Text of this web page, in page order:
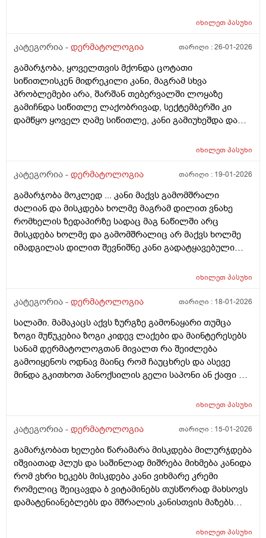
ტკივილი არ მაქვს, მაგრამ აშკარა ასიმეტრიაა
კანის გაღიზიანება, ოფლის ჯირკვლების აქტივობის
როგორი ტიპის მოვლას მირჩევთ ვარ 17 წლის ბიჭი
ბევრი სხვადასხვა დეზოდორანტი მიხმარია და
აღმოვაჩინე რო დეზოდორანტებში არ არის საქმე
არამედ ჩემს მარცხენა იღლიაშია. მადლობა წინასწარ
პასუხისთვის
იხილეთპასუხი
კატეგორია - დერმატოლოგია თარიღი :26-01-2026
გამარჯობა, ყოველთვის მქონდა ცოტათი
სიწითლისკენ მიდრეკილი კანი, მაგრამ სხვა
პრობლემები არა, შარშან თებერვალში ლოყაზე
გამიჩნდა სიწითლე ლაქობრივად, სექტემბერში კი
დამწყო ყოველ ღამე სიწითლე, კანი გამიუხეშდა და
საწინააღმდეგო სახის დასააბნი 6 კვირის მანძილზე,
ამასთან ერთად ავენის ტოლარენს კონტროლი,
რაც დავიწყე მკურნალობა საშინლად მომემატა
ლოყებზე გამონაყარი, სხაბოლოოდ დავიწყე
დოქსიციკლინის 100 მგ დალევა უკვე 10 დღეზე მეტია
და სახე უფრო ჩაწყნარდა, რა ვქნა როდის შევწყვიტო
დალევა?
იხილეთპასუხი
კატეგორია - დერმატოლოგია თარიღი : 19-01-2026
გამარჯობა მოკლედ ... კანი მაქვს გამომშრალი
ძალიან და მისკდება ხოლმე მაგრამ დილით ვნახე
რომხელის ზედაპირზე სადაც მაგ ნაწილში არც
მისკდება ხოლმე და გამომშრალიც არ მაქვს ხოლმე
იმადგილას დილით შევნიშნე კანი გადატყავებული
გამჭროდა და რაგაცა მაგრამ ეს პატარა მერე
თხლად კანზე რა შეიძლება იყოს
იხილეთპასუხი
კატეგორია - დერმატოლოგია თარიღი : 18-01-2026
სალამი. მამაკაცს აქვს ზურგზე გამონაყარი თუმცა
ზოგი მუწუკებია ზოგი კიდევ ლაქები და მაინტერესებს
სანამ დერმატოლოგთან მივალთ რა შეიძლება
გამოიყენოს ოდნავ მაინც რომ ჩაუცხრეს და ასევე
მინდა გკითხოთ პანოქსილის გელი საპონი ან ქაფი თუ
იხილეთპასუხი
კატეგორია - დერმატოლოგია თარიღი : 15-01-2026
გამარჯობათ ხელები წარამარა მისკდება მილურჯდება
იშვიათად პლუს და საშინლად მიშრება მიხმება კანიდა
რომ ვხრი ხეკებს მისკდება კანი ვიხმარე კრემი
რომელიც შეიცავდა ბ ვიტამინებს თუსწორად მახსოვს
დამატენიანებლებს და მშრალის კანისთვის მაზებს
გამომწვევი მიზეზები ხშირი ხელების ბანვის გარდა და
იხილეთპასუხი